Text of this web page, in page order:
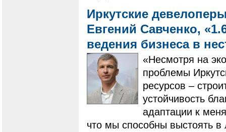
Иркутские
Евгений Савченко,
ведения бизнеса в
«Несмотря на
проблемы
ресурсов –
устойчивость
адаптации к
что мы способны выстоять